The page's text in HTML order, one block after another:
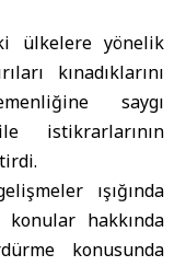
ülkelere yönelik
kınadıklarını
saygı
istikrarlarının
ışığında
konular hakkında
konusunda